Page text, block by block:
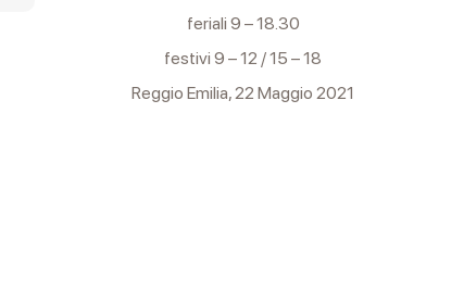
feriali 9 – 18.30
festivi 9 – 12 / 15 – 18
Reggio Emilia, 22 Maggio 2021